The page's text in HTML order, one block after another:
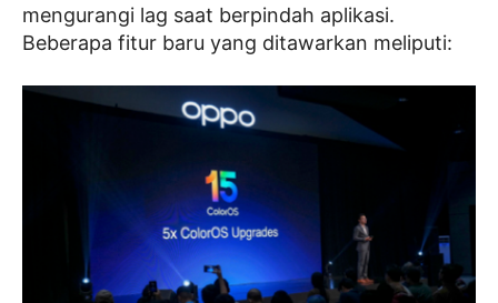
mengurangi lag saat berpindah aplikasi.
Beberapa fitur baru yang ditawarkan meliputi: